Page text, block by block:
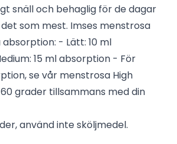
snäll och behaglig för de dagar
som mest. Imses menstrosa
- Lätt: 10 ml
15 ml absorption - För
se vår menstrosa High
grader tillsammans med din
använd inte sköljmedel.